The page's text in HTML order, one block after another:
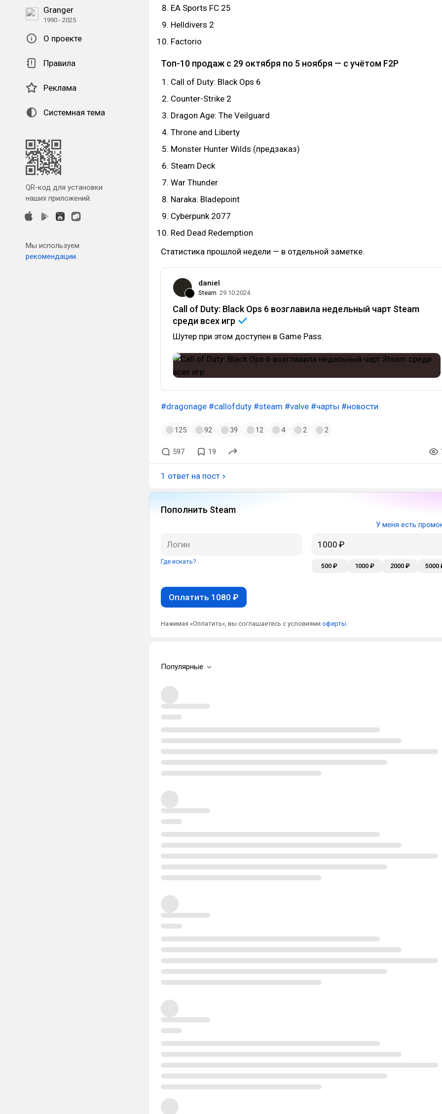
Granger
1990 - 2025
О проекте
Правила
Реклама
Системная тема
QR-код для установки
наших приложений.
Мы используем
рекомендации.
EA Sports FC 25
Helldivers 2
Factorio
Топ-10 продаж с 29 октября по 5 ноября — c учётом F2P
Call of Duty: Black Ops 6
Counter-Strike 2
Dragon Age: The Veilguard
Throne and Liberty
Monster Hunter Wilds (предзаказ)
Steam Deck
War Thunder
Naraka: Bladepoint
Cyberpunk 2077
Red Dead Redemption
Статистика прошлой недели — в отдельной заметке.
daniel
Steam 29.10.2024
Call of Duty: Black Ops 6 возглавила недельный чарт Steam
среди всех игр
Шутер при этом доступен в Game Pass.
#dragonage #callofduty #steam #valve #чарты #новости
125 92 39 12 4 2 2
597 19
1 ответ на пост
Пополнить Steam
У меня есть
Где искать?
500 ₽ 1000 ₽ 2000 ₽ 5000
Оплатить 1080 ₽
Нажимая «Оплатить», вы соглашаетесь с условиями оферты.
Популярные